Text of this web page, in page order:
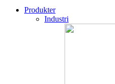
Produkter
Industri